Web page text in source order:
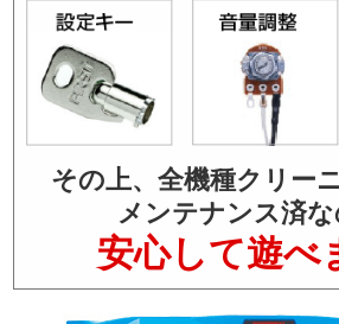
その上、全機種クリー
メンテナンス済な
安心して遊べ